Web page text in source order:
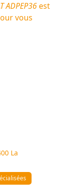
ADPEP36est
vous
La